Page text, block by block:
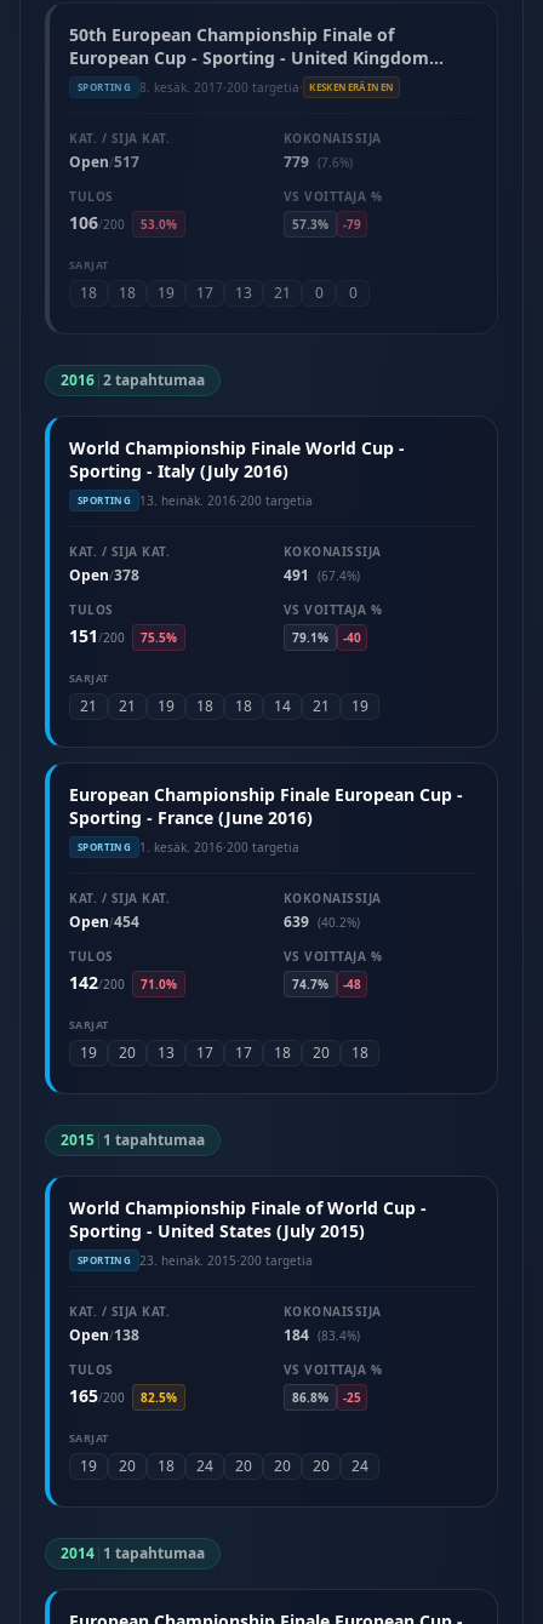
50th European Championship Finale of
European Cup - Sporting - United Kingdom
(June 2017)
SPORTING 8. kesäk. 2017·200 targetia· KESKENERÄINEN
KAT. / SIJA KAT.
Open/517
KOKONAISSIJA
779 (7.6%)
TULOS
106/200 53.0%
VS VOITTAJA %
57.3%
-79
SARJAT
18 18 19 17 13 21 0 0
2016|2 tapahtumaa
World Championship Finale World Cup -
Sporting - Italy (July 2016)
SPORTING 13. heinäk. 2016·200 targetia
KAT. / SIJA KAT.
Open/378
KOKONAISSIJA
491
(67.4%)
TULOS
151/200 75.5%
VS VOITTAJA %
79.1%
-40
SARJAT
21 21 19 18 18 14 21 19
European Championship Finale European Cup -
Sporting - France (June 2016)
SPORTING 1. kesäk. 2016·200 targetia
KAT. / SIJA KAT.
Open/454
KOKONAISSIJA
639 (40.2%)
TULOS
142/200 71.0%
VS VOITTAJA %
74.7%
-48
SARJAT
19 20 13 17 17 18 20 18
2015| 1 tapahtumaa
World Championship Finale of World Cup -
Sporting - United States (July 2015)
SPORTING 23. heinäk. 2015·200 targetia
KAT. / SIJA KAT.
Open/138
KOKONAISSIJA
184 (83.4%)
TULOS
165/200 82.5%
VS VOITTAJA %
86.8%
-25
SARJAT
19 20 18 24 20 20 20 24
2014| 1 tapahtumaa